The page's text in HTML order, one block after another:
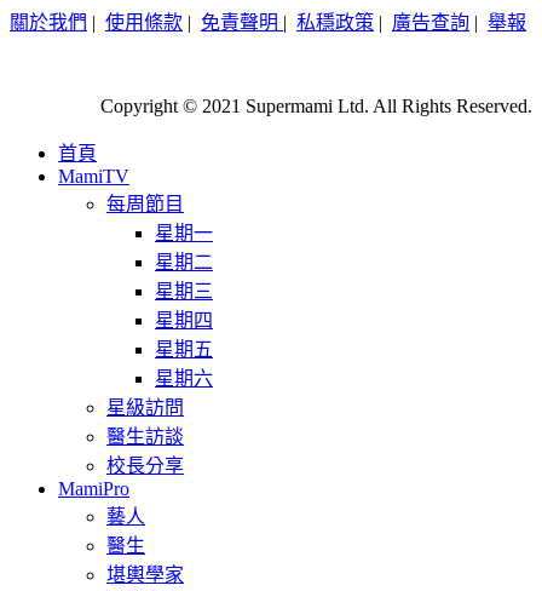
關於我們 | 使用條款 | 免責聲明 | 私穩政策 | 廣告查詢 | 舉報
Copyright © 2021 Supermami Ltd. All Rights Reserved.
首頁
MamiTV
每周節目
星期一
星期二
星期三
星期四
星期五
星期六
星級訪問
醫生訪談
校長分享
MamiPro
藝人
醫生
堪輿學家